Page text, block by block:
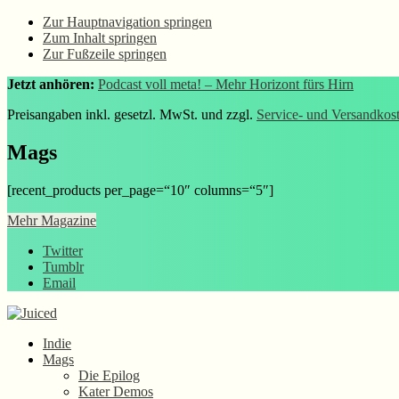
Zur Hauptnavigation springen
Zum Inhalt springen
Zur Fußzeile springen
Jetzt anhören: Podcast voll meta! – Mehr Horizont fürs Hirn
Preisangaben inkl. gesetzl. MwSt. und zzgl. Service- und
Mags
[recent_products per_page=“10″ columns=“5″]
Mehr Magazine
Twitter
Tumblr
Email
Indie
Mags
Die Epilog
Kater Demos